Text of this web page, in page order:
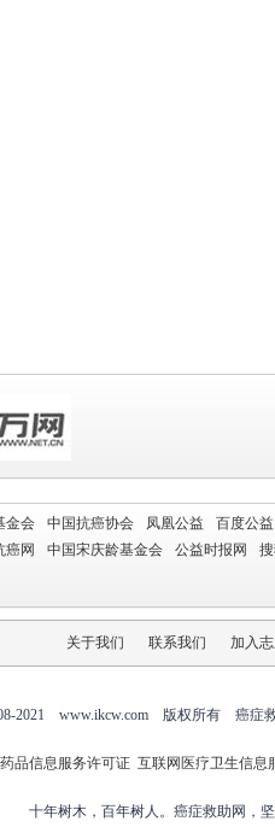
金会 中国抗癌协会 凤凰公益
百度公益
癌网 中国宋庆龄基金会 公益时报网
关于我们 联系我们 加入
2021 www.ikcw.com 版权所有 癌症
品信息服务许可证 互联网医疗卫生信息
十年树木，百年树人。癌症救助网，